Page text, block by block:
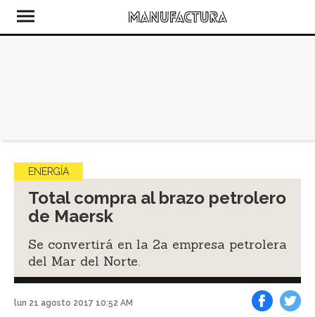
ENERGÍA
Total compra al brazo petrolero
de Maersk
Se convertirá en la 2a empresa petrolera
del Mar del Norte.
lun 21 agosto 2017 10:52 AM